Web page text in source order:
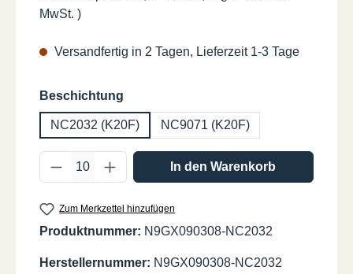
MwSt. )
Versandfertig in 2 Tagen, Lieferzeit 1-3 Tage
Beschichtung
NC2032 (K20F) NC9071 (K20F)
Produkt Anzahl: Gib den gewünschten
In den Warenkorb
Zum Merkzettel hinzufügen
Produktnummer: N9GX090308-NC2032
Herstellernummer: N9GX090308-NC2032